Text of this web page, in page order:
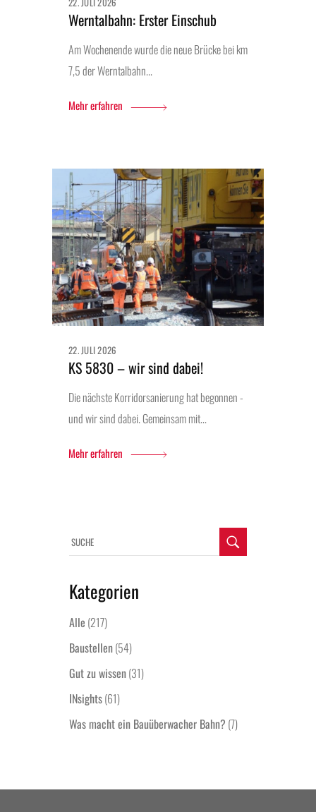
Werntalbahn: Erster Einschub
Am Wochenende wurde die neue Brücke bei km
7,5 der Werntalbahn...
Mehr erfahren
22. JULI 2026
KS 5830 – wir sind dabei!
Die nächste Korridorsanierung hat begonnen -
und wir sind dabei. Gemeinsam mit...
Mehr erfahren
Kategorien
Alle (217)
Baustellen(54)
Gut zu wissen(31)
INsights(61)
Was macht ein Bauüberwacher Bahn? (7)